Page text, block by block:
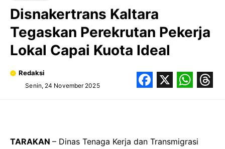
Disnakertrans Kaltara
Tegaskan Perekrutan Pekerja
Lokal Capai Kuota Ideal
Redaksi
Senin, 24 November 2025
TARAKAN – Dinas Tenaga Kerja dan Transmigrasi